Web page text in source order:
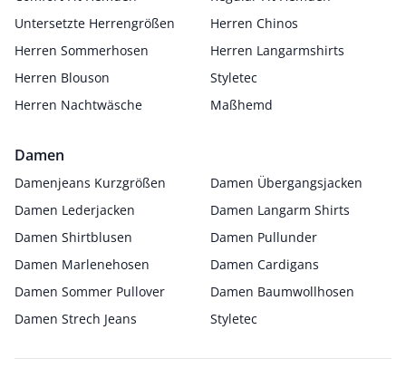
Untersetzte Herrengrößen
Herren Chinos
Herren Sommerhosen
Herren Langarmshirts
Herren Blouson
Styletec
Herren Nachtwäsche
Maßhemd
Damen
Damenjeans Kurzgrößen
Damen Übergangsjacken
Damen Lederjacken
Damen Langarm Shirts
Damen Shirtblusen
Damen Pullunder
Damen Marlenehosen
Damen Cardigans
Damen Sommer Pullover
Damen Baumwollhosen
Damen Strech Jeans
Styletec